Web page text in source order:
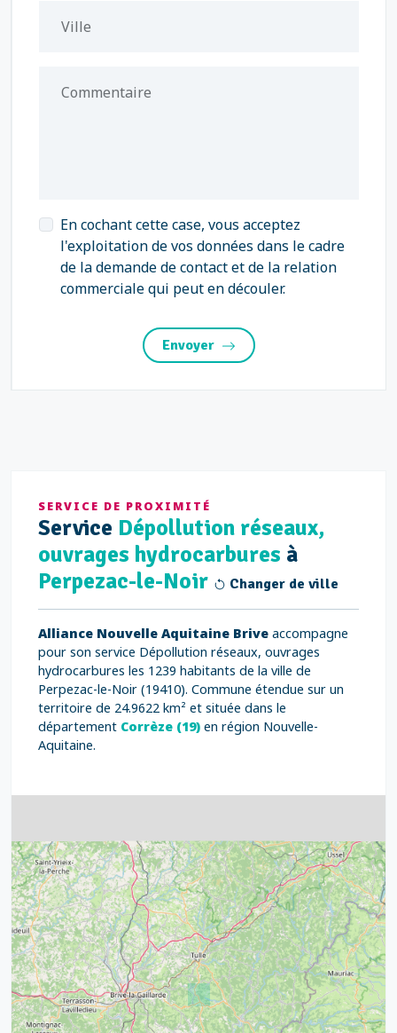
Ville
Commentaire
En cochant cette case, vous acceptez
l'exploitation de vos données dans le cadre
de la demande de contact et de la relation
commerciale qui peut en découler.
Envoyer
SERVICE DE PROXIMITÉ
Service Dépollution réseaux,
ouvrages hydrocarbures à
Perpezac-le-Noir
Changer de ville
Alliance Nouvelle Aquitaine Brive accompagne
pour son service Dépollution réseaux, ouvrages
hydrocarbures les 1239 habitants de la ville de
Perpezac-le-Noir (19410). Commune étendue sur un
territoire de 24.9622 km² et située dans le
département Corrèze (19) en région Nouvelle-
Aquitaine.
4
15
32
39
52 68
43